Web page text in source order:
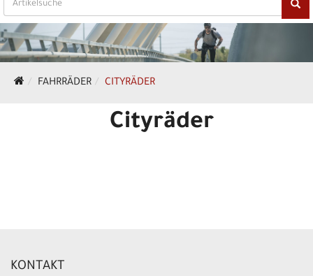
FAHRRÄDER CITYRÄDER
Cityräder
KONTAKT